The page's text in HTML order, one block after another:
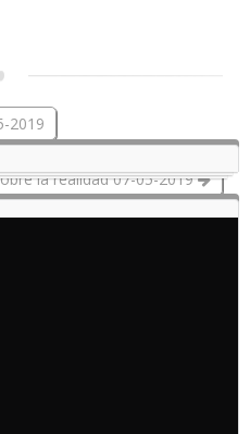
2019
la realidad 07-05-2019